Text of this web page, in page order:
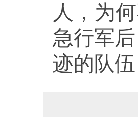
人，为
急行军
迹的队